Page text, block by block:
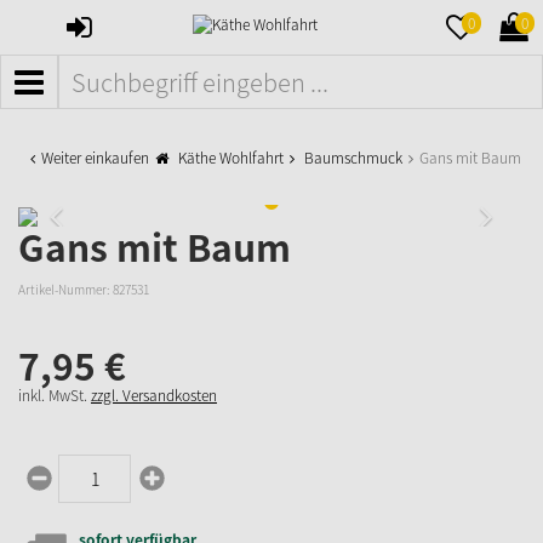
ANMELDEN 0 0
MENÜ
Weiter einkaufen Käthe Wohlfahrt Baumschmuck Gans mit Baum
Gans mit Baum
Artikel-Nummer: 827531
7,95 €
inkl. MwSt. zzgl. Versandkosten